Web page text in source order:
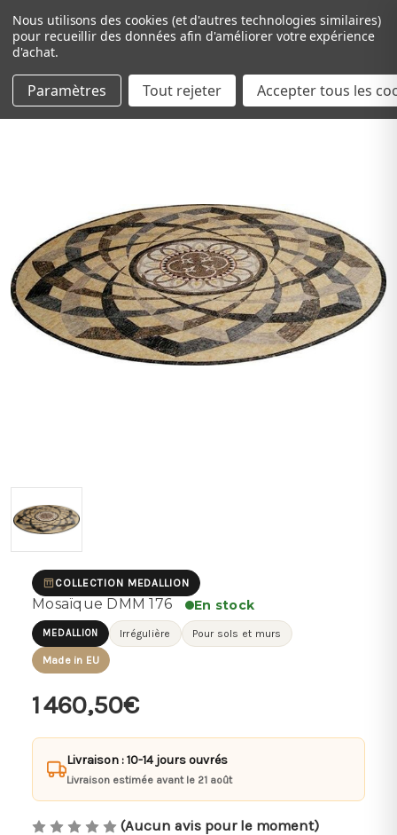
Passer au contenu principal
COLLECTION MEDALLION
Mosaïque DMM 176 En stock
MEDALLION Irrégulière Pour sols et murs
Made in EU
1 460,50€
Livraison : 10-14 jours ouvrés
Livraison estimée avant le 21 août
(Aucun avis pour le moment)
Nous utilisons des cookies (et d'autres technologies similaires)
pour recueillir des données afin d'améliorer votre expérience
d'achat.
Paramètres Tout rejeter Accepter tous les